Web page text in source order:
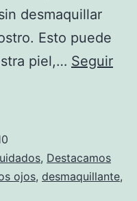
desmaquillar
Esto puede
piel,… Seguir
, Destacamos
ojos, desmaquillante,